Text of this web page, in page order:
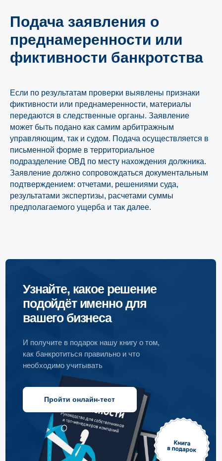
Подача заявления о
преднамеренности или
фиктивности банкротства
Если по результатам проверки выявлены признаки
фиктивности или преднамеренности, материалы
передаются в следственные органы. Заявление
может быть подано как самим арбитражным
управляющим, так и судом. Подача осуществляется в
письменной форме в территориальное
подразделение ОВД по месту нахождения должника.
Заявление должно сопровождаться документальным
подтверждением: отчетами, решениями суда,
результатами экспертизы, расчетами суммы
предполагаемого ущерба и так далее.